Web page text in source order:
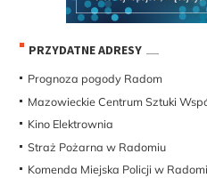
PRZYDATNE ADRESY
Prognoza pogody Radom
Mazowieckie Centrum Sztuki
Kino Elektrownia
Straż Pożarna w Radomiu
Komenda Miejska Policji w